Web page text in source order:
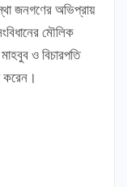
জনগণের অভিপ্রায়
মৌলিক
ও বিচারপতি
করেন।